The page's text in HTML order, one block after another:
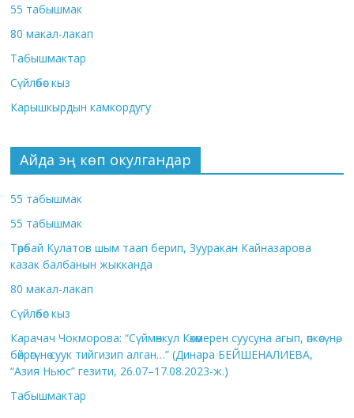
55 табышмак
80 макал-лакап
Табышмактар
Сүйлөбөс кыз
Карышкырдын камкордугу
Айда эң көп окулгандар
55 табышмак
55 табышмак
Төрөбай Кулатов шым таап берип, Зууракан Кайназарова
казак балбанын жыкканда
80 макал-лакап
Сүйлөбөс кыз
Карачач Чокморова: “Сүймөнкул Көкөмерен суусуна агып, өпкөсүнө,
бөйрөгүнө суук тийгизип алган…” (Динара БЕЙШЕНАЛИЕВА,
“Азия Ньюс” гезити, 26.07–17.08.2023-ж.)
Табышмактар